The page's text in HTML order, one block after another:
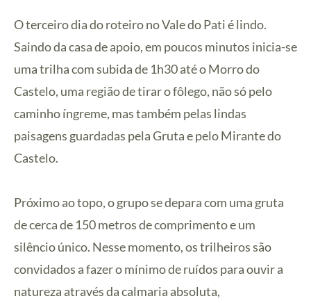
O terceiro dia do roteiro no Vale do Pati é lindo.
Saindo da casa de apoio, em poucos minutos inicia-se
uma trilha com subida de 1h30 até o Morro do
Castelo, uma região de tirar o fôlego, não só pelo
caminho íngreme, mas também pelas lindas
paisagens guardadas pela Gruta e pelo Mirante do
Castelo.
Próximo ao topo, o grupo se depara com uma gruta
de cerca de 150 metros de comprimento e um
silêncio único. Nesse momento, os trilheiros são
convidados a fazer o mínimo de ruídos para ouvir a
natureza através da calmaria absoluta,